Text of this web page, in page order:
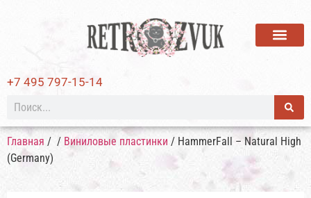
+7 495 797-15-14
Главная / / Виниловые пластинки / HammerFall – Natural High
(Germany)